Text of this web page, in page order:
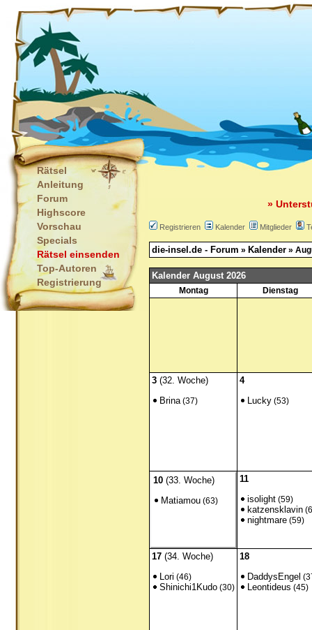
Rätsel
Anleitung
Forum
Highscore
Vorschau
Specials
Rätsel einsenden
Top-Autoren
Registrierung
»
Registrieren Kalender Mitglieder
die-insel.de - Forum » Kalender »
Kalender August 2026
Montag Dienstag
3 (32. Woche)
Brina(37)
4
Lucky (53)
10 (33. Woche)
Matiamou (63)
11
isolight (59)
katzensklavin
nightmare (59)
17 (34. Woche)
Lori (46)
Shinichi1Kudo (30)
18
DaddysEngel
Leontideus (45)